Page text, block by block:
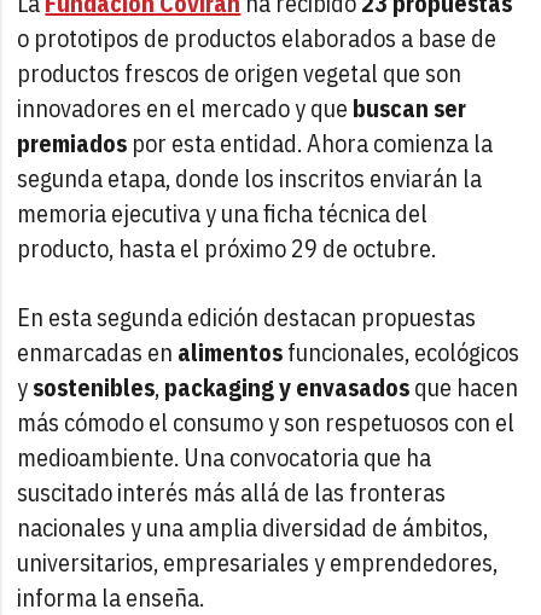
o prototipos de productos elaborados a base de
productos frescos de origen vegetal que son
innovadores en el mercado y que buscan ser
premiados por esta entidad. Ahora comienza la
segunda etapa, donde los inscritos enviarán la
memoria ejecutiva y una ficha técnica del
producto, hasta el próximo 29 de octubre.
En esta segunda edición destacan propuestas
enmarcadas en alimentosfuncionales, ecológicos
ysostenibles,packaging y envasadosque hacen
más cómodo el consumo y son respetuosos con el
medioambiente. Una convocatoria que ha
suscitado interés más allá de las fronteras
nacionales y una amplia diversidad de ámbitos,
universitarios, empresariales y emprendedores,
informa la enseña.